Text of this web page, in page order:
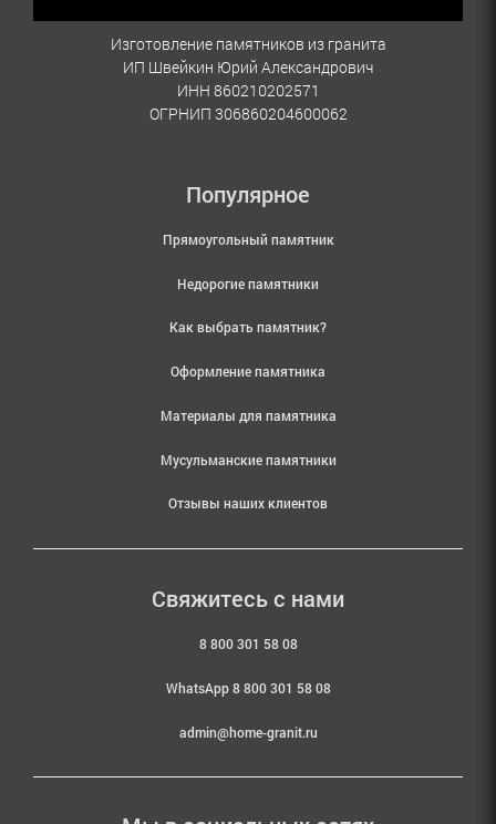
Изготовление памятников из гранита
ИП Швейкин Юрий Александрович
ИНН 860210202571
ОГРНИП 306860204600062
Популярное
Прямоугольный памятник
Недорогие памятники
Как выбрать памятник?
Оформление памятника
Материалы для памятника
Мусульманские памятники
Отзывы наших клиентов
Свяжитесь с нами
8 800 301 58 08
WhatsApp 8 800 301 58 08
admin@home-granit.ru